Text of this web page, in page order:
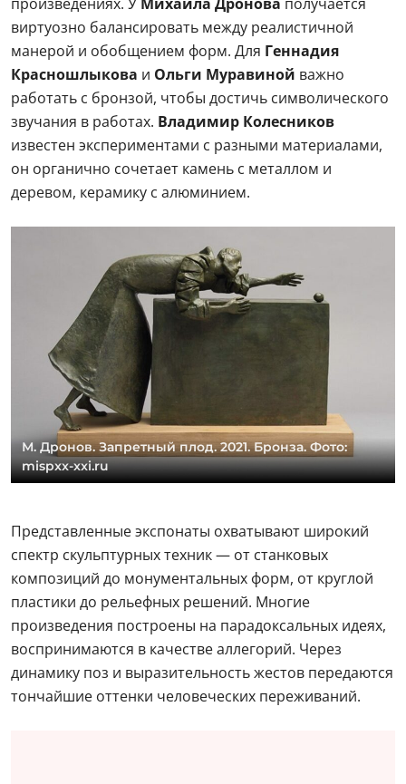
виртуозно балансировать между реалистичной
манерой и обобщением форм. Для Геннадия
Красношлыкова и Ольги Муравиной важно
работать с бронзой, чтобы достичь символического
звучания в работах. Владимир Колесников
известен экспериментами с разными материалами,
он органично сочетает камень с металлом и
деревом, керамику с алюминием.
М. Дронов. Запретный плод. 2021. Бронза. Фото:
mispxx-xxi.ru
Представленные экспонаты охватывают широкий
спектр скульптурных техник — от станковых
композиций до монументальных форм, от круглой
пластики до рельефных решений. Многие
произведения построены на парадоксальных идеях,
воспринимаются в качестве аллегорий. Через
динамику поз и выразительность жестов передаются
тончайшие оттенки человеческих переживаний.